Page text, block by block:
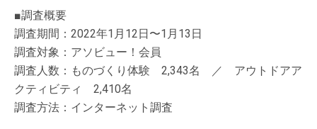
■調査概要
調査期間：2022年1月12日〜1月13日
調査対象：アソビュー！会員
調査人数：ものづくり体験 2,343名 ／ アウトドアア
クティビティ 2,410名
調査方法：インターネット調査